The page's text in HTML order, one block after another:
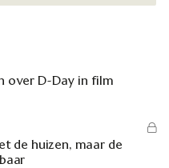
over D-Day in film
de huizen, maar de